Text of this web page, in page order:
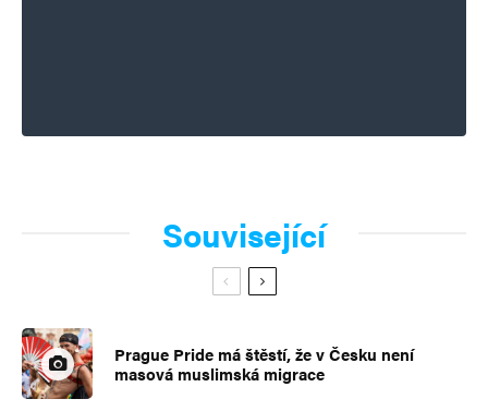
Související
Prague Pride má štěstí, že v Česku není
masová muslimská migrace